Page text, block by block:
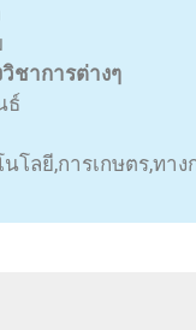
ชาการต่างๆ
ธ์
โลยี,การเกษตร,ทา